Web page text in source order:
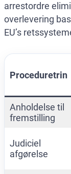
arrestordre
overlevering
EU’s
Proceduretrin
Anholdelse til
fremstilling
Judiciel
afgørelse